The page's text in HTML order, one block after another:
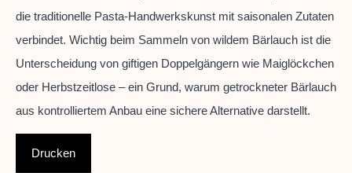
die traditionelle Pasta-Handwerkskunst mit saisonalen Zutaten
verbindet. Wichtig beim Sammeln von wildem Bärlauch ist die
Unterscheidung von giftigen Doppelgängern wie Maiglöckchen
oder Herbstzeitlose – ein Grund, warum getrockneter Bärlauch
aus kontrolliertem Anbau eine sichere Alternative darstellt.
Drucken